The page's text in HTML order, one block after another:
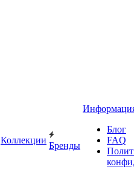
Коллекции
Бренды
Блог
FAQ